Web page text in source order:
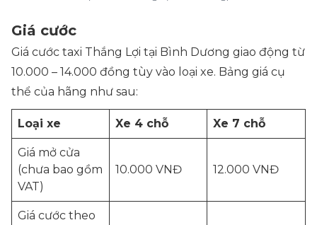
Giá cước
Giá cước taxi Thắng Lợi tại Bình Dương giao động từ
10.000 – 14.000 đồng tùy vào loại xe. Bảng giá cụ
thể của hãng như sau:
Loại xe Xe 4 chỗ Xe 7 chỗ
Giá mở cửa
(chưa bao gồm
VAT)
10.000 VNĐ 12.000 VNĐ
Giá cước theo